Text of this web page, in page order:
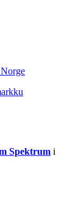
Spektrum i